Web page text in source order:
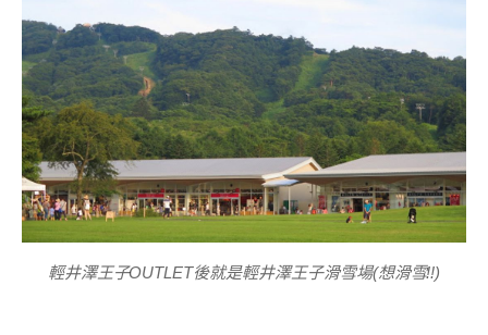
輕井澤王子OUTLET後就是輕井澤王子滑雪場(想滑雪!!)